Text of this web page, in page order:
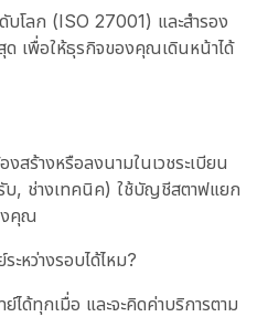
ดับโลก (ISO 27001) และสำรอง
เพื่อให้ธุรกิจของคุณเดินหน้าได้
ร้างหรือลงนามในเวชระเบียน
, ช่างเทคนิค) ใช้บัญชีสตาฟแยก
งคุณ
ะหว่างรอบได้ไหม?
ด้ทุกเมื่อ และจะคิดค่าบริการตาม